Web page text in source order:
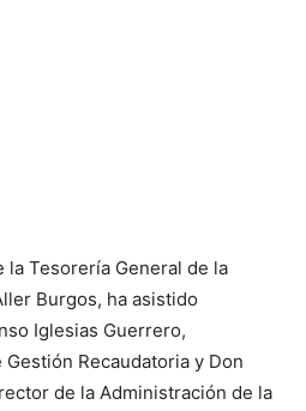
la Tesorería General de la
Burgos, ha asistido
Iglesias Guerrero,
Recaudatoria y Don
de la Administración de la